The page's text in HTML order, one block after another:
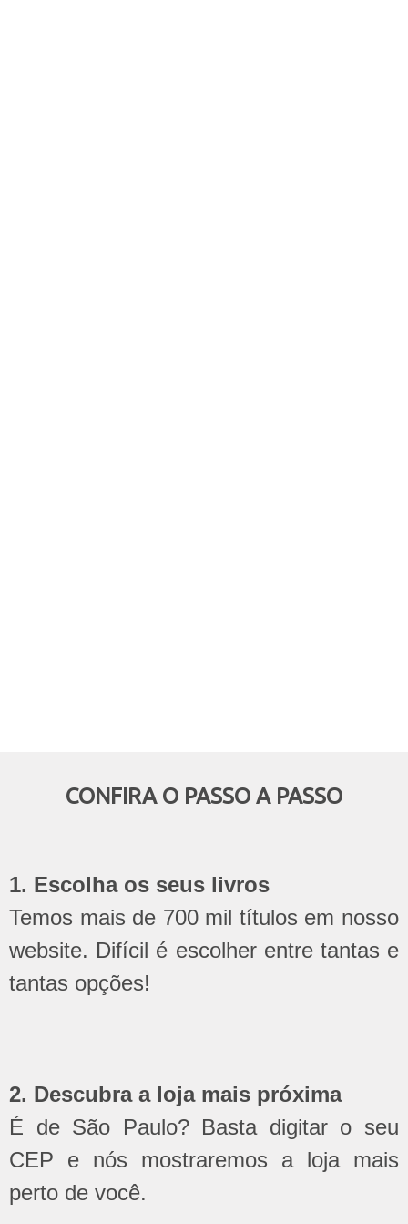
CONFIRA O PASSO A PASSO
1. Escolha os seus livros
Temos mais de 700 mil títulos em nosso
website. Difícil é escolher entre tantas e
tantas opções!
2. Descubra a loja mais próxima
É de São Paulo? Basta digitar o seu
CEP e nós mostraremos a loja mais
perto de você.